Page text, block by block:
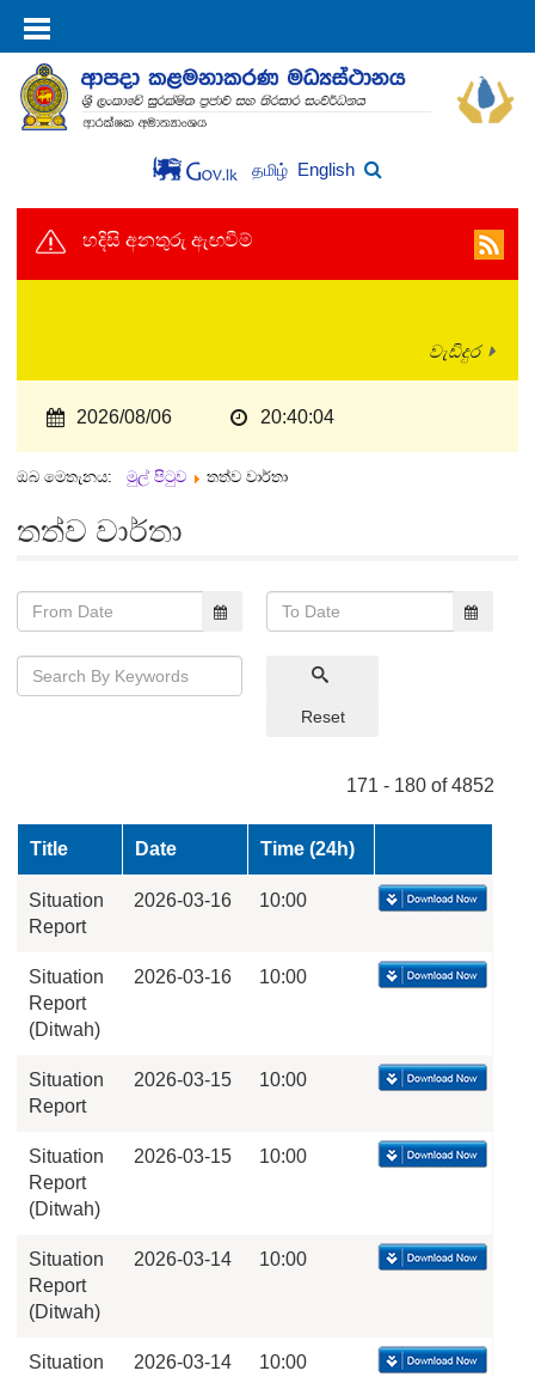
தமிழ் English
හදිසි අනතුරු ඇඟවීම්
වැඩිදුර
2026/08/06 20:40:05
ඔබ මෙතැනය: මුල් පිටුව තත්ව වාර්තා
තත්ව වාර්තා
Reset
171 - 180 of 4852
Title Date Time (24h)
Situation
Report
2026-03-16 10:00
Situation
Report
(Ditwah)
2026-03-16 10:00
Situation
Report
2026-03-15 10:00
Situation
Report
(Ditwah)
2026-03-15 10:00
Situation
Report
(Ditwah)
2026-03-14 10:00
Situation
2026-03-14 10:00